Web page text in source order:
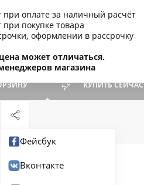
97.3
при оплате за наличный расчёт
при покупке товара
оформлении в рассрочку
может отличаться.
магазина
о снижении цены
КУПИТЬСЕЙЧАС
Фейсбук
Вконтакте